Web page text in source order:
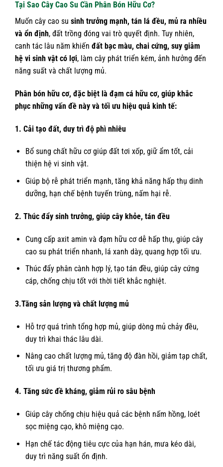
Tại Sao Cây Cao Su Cần Phân Bón Hữu Cơ?
Muốn cây cao su sinh trưởng mạnh, tán lá đều, mủ ra nhiều
và ổn định, đất trồng đóng vai trò quyết định. Tuy nhiên,
canh tác lâu năm khiến đất bạc màu, chai cứng, suy giảm
hệ vi sinh vật có lợi, làm cây phát triển kém, ảnh hưởng đến
năng suất và chất lượng mủ.
Phân bón hữu cơ, đặc biệt là đạm cá hữu cơ, giúp khắc
phục những vấn đề này và tối ưu hiệu quả kinh tế:
1. Cải tạo đất, duy trì độ phì nhiêu
Bổ sung chất hữu cơ giúp đất tơi xốp, giữ ẩm tốt, cải
thiện hệ vi sinh vật.
Giúp bộ rễ phát triển mạnh, tăng khả năng hấp thụ dinh
dưỡng, hạn chế bệnh tuyến trùng, nấm hại rễ.
2. Thúc đẩy sinh trưởng, giúp cây khỏe, tán đều
Cung cấp axit amin và đạm hữu cơ dễ hấp thụ, giúp cây
cao su phát triển nhanh, lá xanh dày, quang hợp tối ưu.
Thúc đẩy phân cành hợp lý, tạo tán đều, giúp cây cứng
cáp, chống chịu tốt với thời tiết khắc nghiệt.
3.Tăng sản lượng và chất lượng mủ
Hỗ trợ quá trình tổng hợp mủ, giúp dòng mủ chảy đều,
duy trì khai thác lâu dài.
Nâng cao chất lượng mủ, tăng độ đàn hồi, giảm tạp chất,
tối ưu giá trị thương phẩm.
4. Tăng sức đề kháng, giảm rủi ro sâu bệnh
Giúp cây chống chịu hiệu quả các bệnh nấm hồng, loét
sọc miệng cạo, khô miệng cạo.
Hạn chế tác động tiêu cực của hạn hán, mưa kéo dài,
duy trì năng suất ổn định.